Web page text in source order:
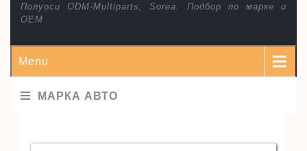
Полуоси ODM-Multiparts, Sorea. Подбор по марке и
ОЕМ
Menu
МАРКА АВТО